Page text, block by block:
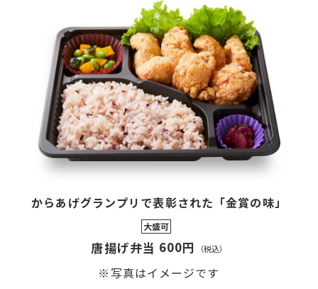
からあげグランプリで表彰された「金賞の味」
大盛可
唐揚げ弁当 600円 （税込）
※写真はイメージです